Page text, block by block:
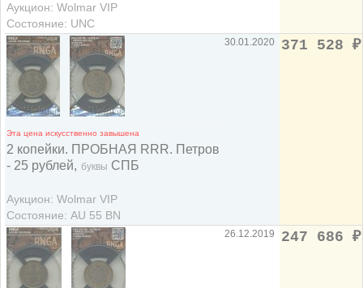
Аукцион: Wolmar VIP
Состояние: UNC
Эта цена искусственно завышена
2 копейки. ПРОБНАЯ RRR. Петров
- 25 рублей, буквы СПБ
Аукцион: Wolmar VIP
Состояние: AU 55 BN
30.01.2020 371 528 ₽
26.12.2019 247 686 ₽